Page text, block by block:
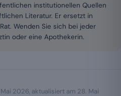
institutionellen Quellen
Literatur. Er ersetzt in
Wenden Sie sich bei jeder
oder eine Apothekerin.
Mai 2026, aktualisiert am 28. Mai